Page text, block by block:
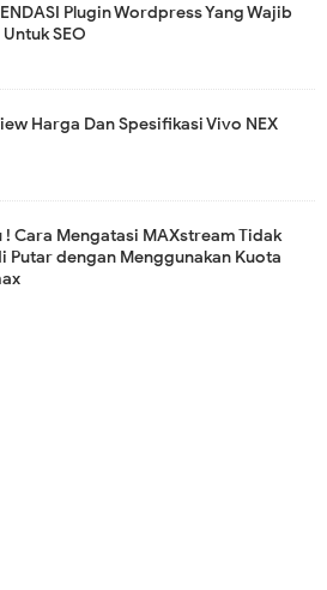
Plugin Wordpress Yang Wajib
SEO
Harga Dan Spesifikasi Vivo NEX
! Cara Mengatasi MAXstream Tidak
Putar dengan Menggunakan Kuota